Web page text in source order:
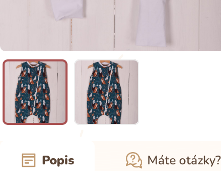
Popis Máte otázky?